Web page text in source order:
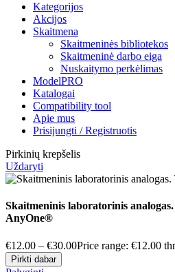
Kategorijos
Akcijos
Skaitmena
Skaitmeninės bibliotekos
Skaitmeninė darbo eiga
Nuskaitymo perkėlimas
ModelPRO
Katalogai
Compatibility tool
Apie mus
Prisijungti / Registruotis
Pirkinių krepšelis
Uždaryti
Skaitmeninis laboratorinis
AnyOne®
€12.00 – €30.00Price range: €12.00
Pirkti dabar